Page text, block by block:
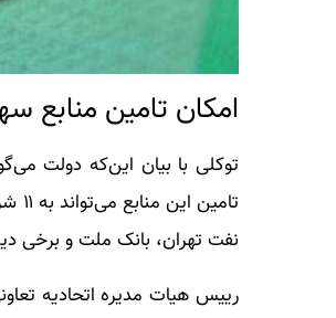
امکان تامین منابع
توکلی با بیان این‌که دولت
نفت تهران، بانک ملت و برخی
رییس هیات مدیره اتحادیه